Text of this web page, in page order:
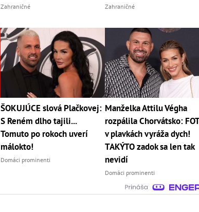
Zahraničné Zahraničné
ŠOKUJÚCE slová Plačkovej:
S Reném dlho tajili...
Tomuto po rokoch uverí
málokto!
Domáci prominenti
Manželka Attilu Végha
rozpálila Chorvátsko:
v plavkách vyráža dych!
TAKÝTO zadok sa len tak
nevidí
Domáci prominenti